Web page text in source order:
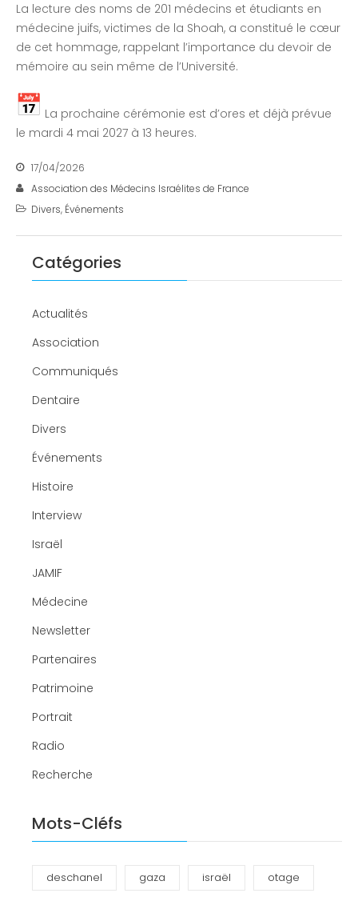
La lecture des noms de 201 médecins et étudiants en
médecine juifs, victimes de la Shoah, a constitué le cœur
de cet hommage, rappelant l’importance du devoir de
mémoire au sein même de l’Université.
La prochaine cérémonie est d’ores et déjà prévue
le mardi 4 mai 2027 à 13 heures.
17/04/2026
Association des Médecins Israélites de France
Divers, Événements
Catégories
Actualités
Association
Communiqués
Dentaire
Divers
Événements
Histoire
Interview
Israël
JAMIF
Médecine
Newsletter
Partenaires
Patrimoine
Portrait
Radio
Recherche
Mots-Cléfs
deschanel gaza israël otage